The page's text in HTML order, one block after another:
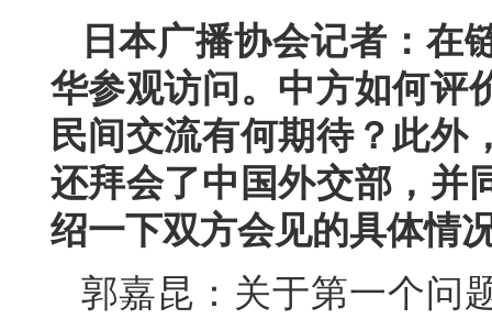
日本广播协会记者：在
华参观访问。中方如何评
民间交流有何期待？此外
还拜会了中国外交部，并
绍一下双方会见的具体情
郭嘉昆：关于第一个问